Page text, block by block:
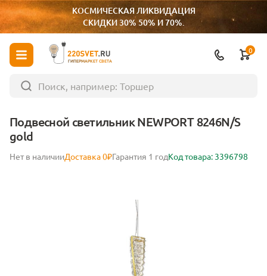
КОСМИЧЕСКАЯ ЛИКВИДАЦИЯ
СКИДКИ 30% 50% И 70%.
ГИПЕРМАРКЕТ СВЕТА
0
Подвесной светильник NEWPORT 8246N/S
gold
Нет в наличииДоставка 0₽Гарантия 1 годКод товара: 3396798